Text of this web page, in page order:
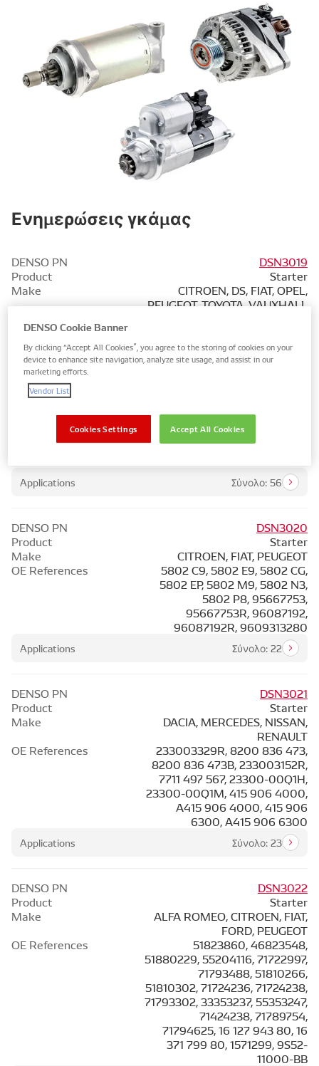
Ενημερώσεις γκάμας
DENSO PN
DSN3019
Product
Starter
Make
CITROEN, DS, FIAT, OPEL,
PEUGEOT, TOYOTA, VAUXHALL
Applications Σύνολο: 56
M000T22472, 5802 FP, 5802
FG, 5802 FH, 5802 Y4, 5802
71793771, 71794297, 71797498,
71797499, 96 466 799 80, 16
381 158 80, 96 640 169 80, 98
DENSO PN
DSN3020
Product
Starter
Make
CITROEN, FIAT, PEUGEOT
Applications Σύνολο: 22
OE References
5802 C9, 5802 E9, 5802 CG,
5802 EP, 5802 M9, 5802 N3,
5802 P8, 95667753,
95667753R, 96087192,
96087192R, 9609313280
DENSO PN
DSN3021
Product
Starter
Make
DACIA, MERCEDES, NISSAN,
RENAULT
Applications Σύνολο: 23
OE References
233003329R, 8200 836 473,
8200 836 473B, 233003152R,
7711 497 567, 23300-00Q1H,
23300-00Q1M, 415 906 4000,
A415 906 4000, 415 906
6300, A415 906 6300
DENSO PN
DSN3022
Product
Starter
Make
ALFA ROMEO, CITROEN, FIAT,
FORD, PEUGEOT
OE References
51823860, 46823548,
51880229, 55204116, 71722997,
71793488, 51810266,
51810302, 71724236, 71724238,
71793302, 33353237, 55353247,
71424238, 71789754,
71794625, 16 127 943 80, 16
371 799 80, 1571299, 9S52-
11000-BB
DENSO Cookie Banner
By clicking “Accept All Cookies”, you agree to the storing of cookies on your
device to enhance site navigation, analyze site usage, and assist in our
marketing efforts.
Vendor List
Accept All Cookies
Cookies Settings